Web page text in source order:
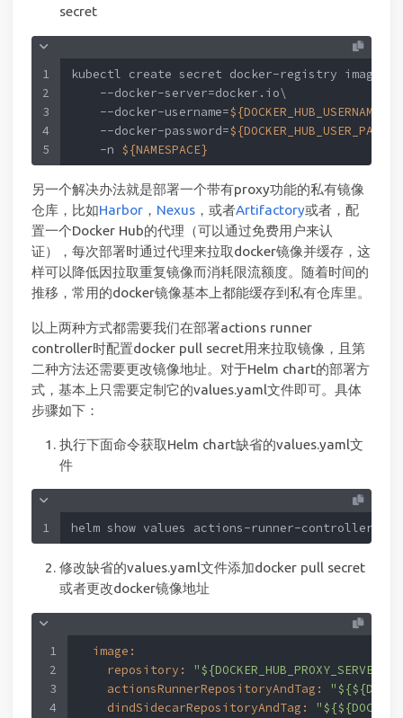
secret
1
2
3
4
5
kubectl create secret docker-registry image-
    --docker-server=docker.io\
    --docker-username=
${DOCKER_HUB_USERNAME}
    --docker-password=
${DOCKER_HUB_USER_PAT}
    -n
${NAMESPACE}
另一个解决办法就是部署一个带有proxy功能的私有镜像
仓库，比如Harbor ， Nexus ，或者Artifactory或者，配
置一个Docker Hub的代理（可以通过免费用户来认
证），每次部署时通过代理来拉取docker镜像并缓存，这
样可以降低因拉取重复镜像而消耗限流额度。随着时间的
推移，常用的docker镜像基本上都能缓存到私有仓库里。
以上两种方式都需要我们在部署actions runner
controller时配置docker pull secret用来拉取镜像，且第
二种方法还需要更改镜像地址。对于Helm chart的部署方
式，基本上只需要定制它的values.yaml文件即可。具体
步骤如下：
执行下面命令获取Helm chart缺省的values.yaml文
件
1 helm show values actions-runner-controller/
修改缺省的values.yaml文件添加docker pull secret
或者更改docker镜像地址
1
2
3
4
image:
repository:
actionsRunnerRepositoryAndTag:
dindSidecarRepositoryAndTag: